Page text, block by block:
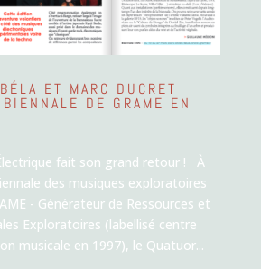
ET MARC DUCRET
DE GRAME EN
fait son grand retour ! À
des musiques exploratoires
- Générateur de Ressources et
Exploratoires (labellisé centre
musicale en 1997), le Quatuor...